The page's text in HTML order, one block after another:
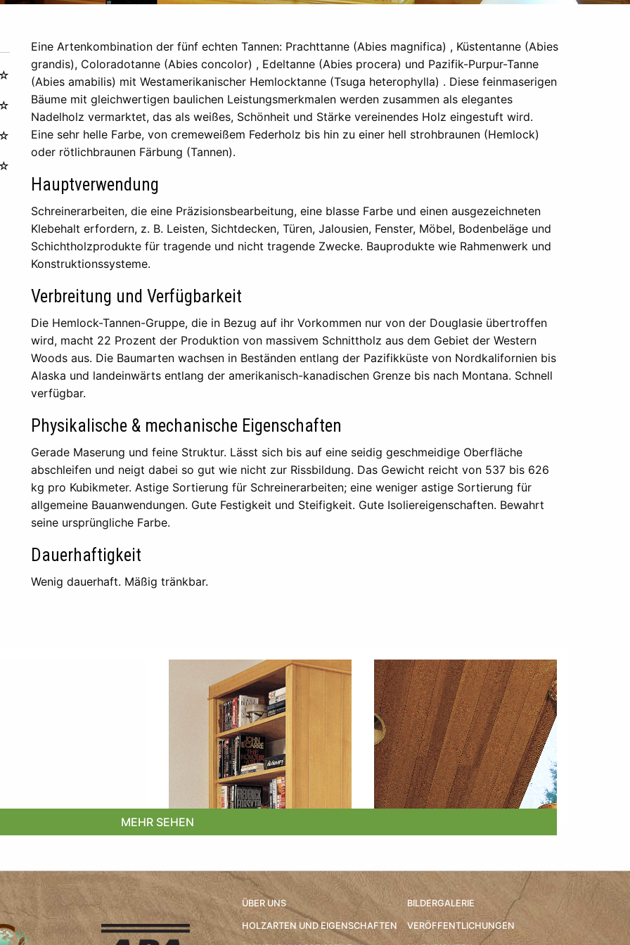
Eine Artenkombination der fünf echten Tannen: Prachttanne (Abies magnifica) , Küstentanne (Abies
grandis), Coloradotanne (Abies concolor) , Edeltanne (Abies procera) und Pazifik-Purpur-Tanne
(Abies amabilis) mit Westamerikanischer Hemlocktanne (Tsuga heterophylla) . Diese feinmaserigen
Bäume mit gleichwertigen baulichen Leistungsmerkmalen werden zusammen als elegantes
Nadelholz vermarktet, das als weißes, Schönheit und Stärke vereinendes Holz eingestuft wird.
Eine sehr helle Farbe, von cremeweißem Federholz bis hin zu einer hell strohbraunen (Hemlock)
oder rötlichbraunen Färbung (Tannen).
Hauptverwendung
Schreinerarbeiten, die eine Präzisionsbearbeitung, eine blasse Farbe und einen ausgezeichneten
Klebehalt erfordern, z. B. Leisten, Sichtdecken, Türen, Jalousien, Fenster, Möbel, Bodenbeläge und
Schichtholzprodukte für tragende und nicht tragende Zwecke. Bauprodukte wie Rahmenwerk und
Konstruktionssysteme.
Verbreitung und Verfügbarkeit
Die Hemlock-Tannen-Gruppe, die in Bezug auf ihr Vorkommen nur von der Douglasie übertroffen
wird, macht 22 Prozent der Produktion von massivem Schnittholz aus dem Gebiet der Western
Woods aus. Die Baumarten wachsen in Beständen entlang der Pazifikküste von Nordkalifornien bis
Alaska und landeinwärts entlang der amerikanisch-kanadischen Grenze bis nach Montana. Schnell
verfügbar.
Physikalische & mechanische Eigenschaften
Gerade Maserung und feine Struktur. Lässt sich bis auf eine seidig geschmeidige Oberfläche
abschleifen und neigt dabei so gut wie nicht zur Rissbildung. Das Gewicht reicht von 537 bis 626
kg pro Kubikmeter. Astige Sortierung für Schreinerarbeiten; eine weniger astige Sortierung für
allgemeine Bauanwendungen. Gute Festigkeit und Steifigkeit. Gute Isoliereigenschaften. Bewahrt
seine ursprüngliche Farbe.
Dauerhaftigkeit
Wenig dauerhaft. Mäßig tränkbar.
MEHR SEHEN
ÜBER UNS BILDERGALERIE
HOLZARTEN UND EIGENSCHAFTEN VERÖFFENTLICHUNGEN